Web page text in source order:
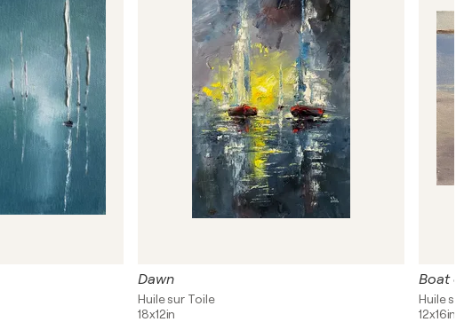
Dawn
Huile sur Toile
18x12in
Boat
Huile sur
12x16in